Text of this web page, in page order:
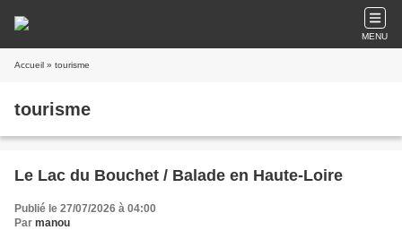
MENU
Accueil » tourisme
tourisme
Le Lac du Bouchet / Balade en Haute-Loire
Publié le 27/07/2026 à 04:00
Par manou